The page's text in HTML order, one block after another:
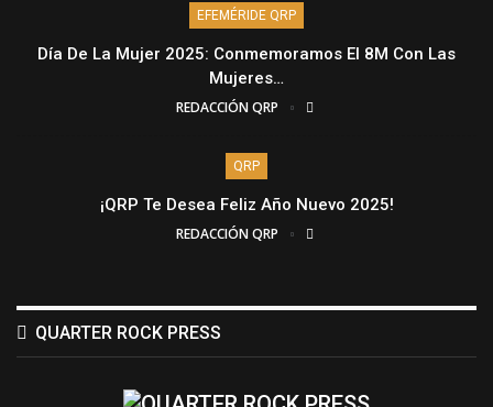
EFEMÉRIDE QRP
Día De La Mujer 2025: Conmemoramos El 8M Con Las
Mujeres…
REDACCIÓN QRP
QRP
¡QRP Te Desea Feliz Año Nuevo 2025!
REDACCIÓN QRP
QUARTER ROCK PRESS